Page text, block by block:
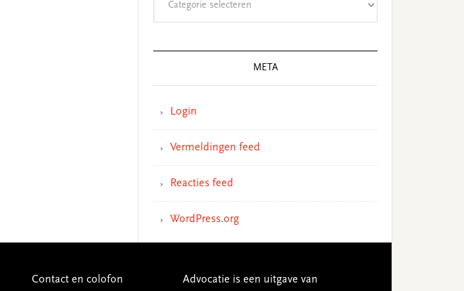
META
Login
Vermeldingen feed
Reacties feed
WordPress.org
Contact en colofon
Advocatie is een uitgave van